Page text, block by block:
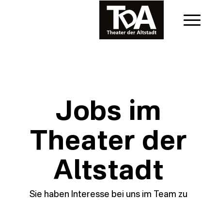
Jobs im
Theater der
Altstadt
Sie haben Interesse bei uns im Team zu